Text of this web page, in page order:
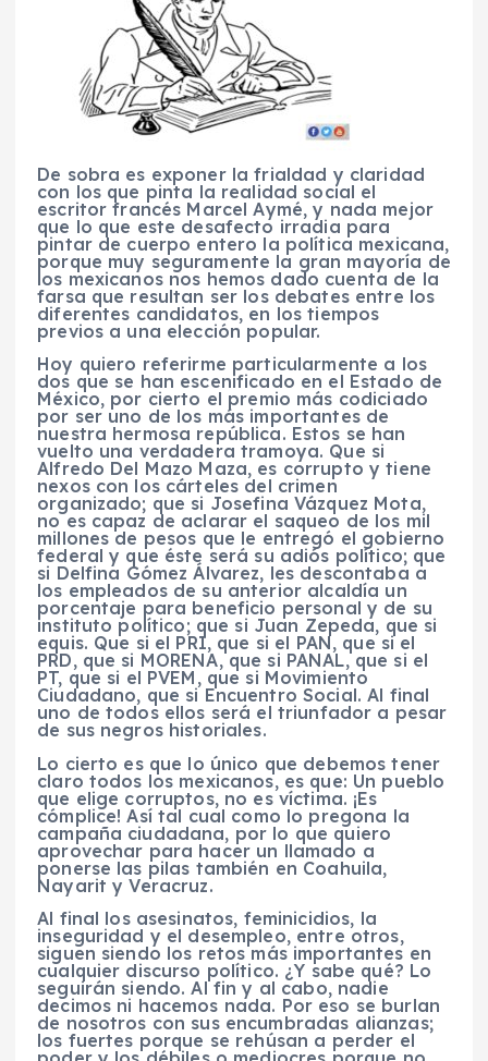
De sobra es exponer la frialdad y claridad
con los que pinta la realidad social el
escritor francés Marcel Aymé, y nada mejor
que lo que este desafecto irradia para
pintar de cuerpo entero la política mexicana,
porque muy seguramente la gran mayoría de
los mexicanos nos hemos dado cuenta de la
farsa que resultan ser los debates entre los
diferentes candidatos, en los tiempos
previos a una elección popular.
Hoy quiero referirme particularmente a los
dos que se han escenificado en el Estado de
México, por cierto el premio más codiciado
por ser uno de los más importantes de
nuestra hermosa república. Estos se han
vuelto una verdadera tramoya. Que si
Alfredo Del Mazo Maza, es corrupto y tiene
nexos con los cárteles del crimen
organizado; que si Josefina Vázquez Mota,
no es capaz de aclarar el saqueo de los mil
millones de pesos que le entregó el gobierno
federal y que éste será su adiós político; que
si Delfina Gómez Álvarez, les descontaba a
los empleados de su anterior alcaldía un
porcentaje para beneficio personal y de su
instituto político; que si Juan Zepeda, que si
equis. Que si el PRI, que si el PAN, que si el
PRD, que si MORENA, que si PANAL, que si el
PT, que si el PVEM, que si Movimiento
Ciudadano, que si Encuentro Social. Al final
uno de todos ellos será el triunfador a pesar
de sus negros historiales.
Lo cierto es que lo único que debemos tener
claro todos los mexicanos, es que: Un pueblo
que elige corruptos, no es víctima. ¡Es
cómplice! Así tal cual como lo pregona la
campaña ciudadana, por lo que quiero
aprovechar para hacer un llamado a
ponerse las pilas también en Coahuila,
Nayarit y Veracruz.
Al final los asesinatos, feminicidios, la
inseguridad y el desempleo, entre otros,
siguen siendo los retos más importantes en
cualquier discurso político. ¿Y sabe qué? Lo
seguirán siendo. Al fin y al cabo, nadie
decimos ni hacemos nada. Por eso se burlan
de nosotros con sus encumbradas alianzas;
los fuertes porque se rehúsan a perder el